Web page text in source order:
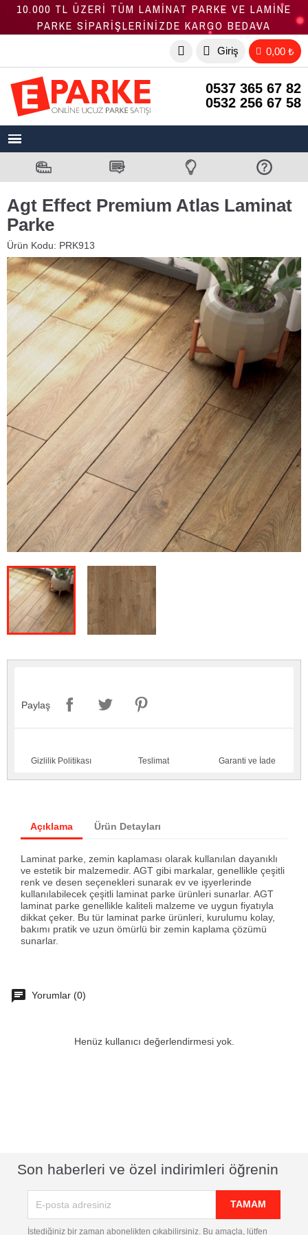
10.000 TL ÜZERİ TÜM LAMİNAT PARKE VE LAMİNE
PARKE SİPARİŞLERİNİZDE KARGO BEDAVA
Giriş 0,00 ₺
0537 365 67 82
0532 256 67 58
Agt Effect Premium Atlas Laminat
Parke
Ürün Kodu: PRK913
Paylaş
Gizlilik Politikası Teslimat Garanti ve İade
Açıklama Ürün Detayları
Laminat parke, zemin kaplaması olarak kullanılan dayanıklı
ve estetik bir malzemedir. AGT gibi markalar, genellikle çeşitli
renk ve desen seçenekleri sunarak ev ve işyerlerinde
kullanılabilecek çeşitli laminat parke ürünleri sunarlar. AGT
laminat parke genellikle kaliteli malzeme ve uygun fiyatıyla
dikkat çeker. Bu tür laminat parke ürünleri, kurulumu kolay,
bakımı pratik ve uzun ömürlü bir zemin kaplama çözümü
sunarlar.
Yorumlar (0)
Henüz kullanıcı değerlendirmesi yok.
Son haberleri ve özel indirimleri öğrenin
İstediğiniz bir zaman abonelikten çıkabilirsiniz. Bu amaçla, lütfen